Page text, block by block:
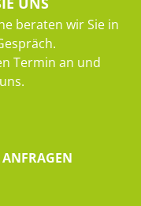
beraten wir Sie in
Termin an und